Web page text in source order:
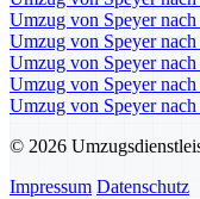
Umzug von Speyer nach
Umzug von Speyer nach
Umzug von Speyer
Umzug von Speyer
Umzug von Speyer nach
© 2026
Impressum Datenschutz